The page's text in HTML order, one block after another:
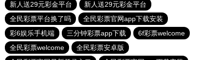
新人送29元彩金平台
新人送29元彩金平台
全民彩票平台换了吗
全民彩票官网app下载安装
彩6娱乐手机端
三分钟彩票app下载
6f彩票welcome
全民彩票welcome
全民彩票安卓版